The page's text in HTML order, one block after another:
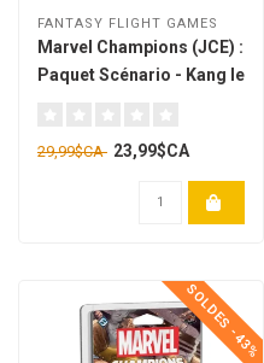
FANTASY FLIGHT GAMES
Marvel Champions (JCE) :
Paquet Scénario - Kang le
29,99$CA 23,99$CA
SOLDES -43%